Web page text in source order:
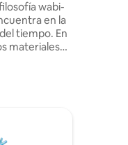
wabi-
en la
tiempo. En
materiales
y
texturas,